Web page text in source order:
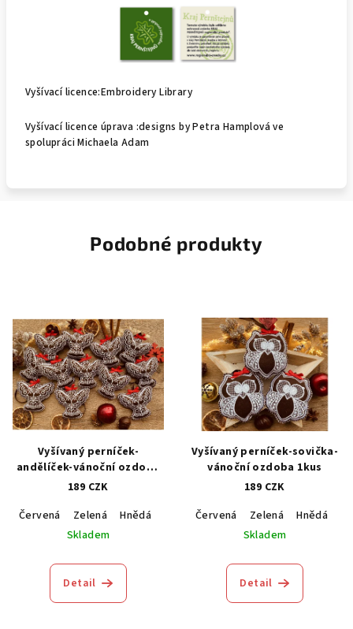
Vyšívací licence:Embroidery Library
Vyšívací licence úprava :designs by Petra Hamplová ve
spolupráci Michaela Adam
Podobné produkty
Vyšívaný perníček-
andělíček-vánoční ozdoba
1kus
189 CZK
Červená
Zelená Hnědá
Modrá
Skladem
Detail
Vyšívaný perníček-sovička-
vánoční ozdoba 1kus
189 CZK
Červená
Zelená Hnědá
Skladem
Detail